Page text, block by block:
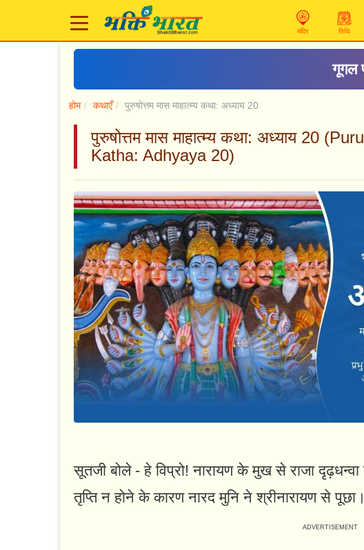
मंदिर तिथि
गूगल
होम कथाएँ पुरुषोत्तम मास माहात्म्य कथा: अध्याय 20
पुरुषोत्तम मास माहात्म्य कथा: अध्याय 20
Katha: Adhyaya 20)
सूतजी बोले - हे विप्रो! नारायण के मुख से राजा
तृप्ति न होने के कारण नारद मुनि ने श्रीनारायण से पूछा।